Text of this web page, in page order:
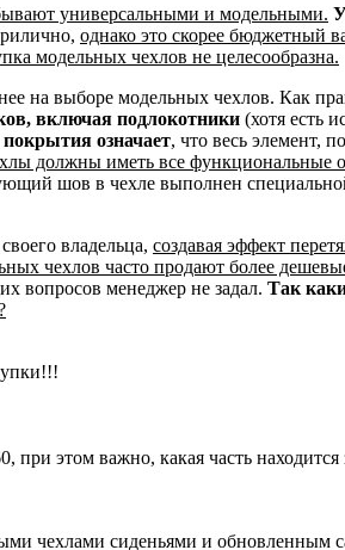
универсальными и модельными.
однако это скорее бюджетный
модельных чехлов не целесообразна.
на выборе модельных чехлов. Как
включая подлокотники (хотя есть
означает, что весь элемент,
должны иметь все функциональные
шов в чехле выполнен
владельца, создавая эффект
чехлов часто продают более
вопросов менеджер не задал. Так
этом важно, какая часть находится
чехлами сиденьями и обновленным